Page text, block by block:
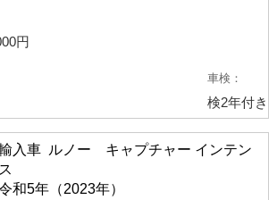
円
車検
検2年付き
入車 ルノー キャプチャー インテン
ス
和5年（2023年）